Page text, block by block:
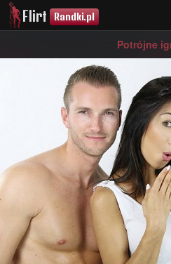
Flirt Randki.pl
Potrójne